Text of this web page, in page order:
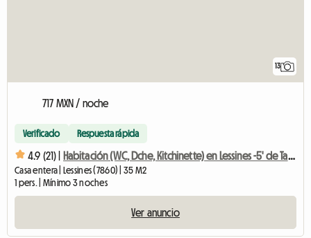
13
717 MXN / noche
Verificado Respuesta rápida
4.9 (21) | Habitación (WC, Dche, Kitchinette) en Lessines -5' de Takeda-
Casa entera | Lessines (7860) | 35 M2
1 pers. | Mínimo 3 noches
Ver anuncio